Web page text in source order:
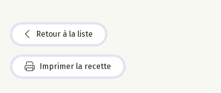
Retour à la liste
Imprimer la recette